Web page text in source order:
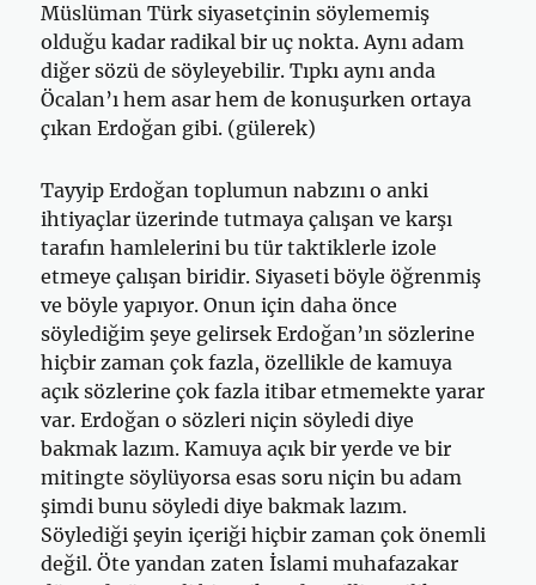
Müslüman Türk siyasetçinin söylememiş
olduğu kadar radikal bir uç nokta. Aynı adam
diğer sözü de söyleyebilir. Tıpkı aynı anda
Öcalan’ı hem asar hem de konuşurken ortaya
çıkan Erdoğan gibi. (gülerek)
Tayyip Erdoğan toplumun nabzını o anki
ihtiyaçlar üzerinde tutmaya çalışan ve karşı
tarafın hamlelerini bu tür taktiklerle izole
etmeye çalışan biridir. Siyaseti böyle öğrenmiş
ve böyle yapıyor. Onun için daha önce
söylediğim şeye gelirsek Erdoğan’ın sözlerine
hiçbir zaman çok fazla, özellikle de kamuya
açık sözlerine çok fazla itibar etmemekte yarar
var. Erdoğan o sözleri niçin söyledi diye
bakmak lazım. Kamuya açık bir yerde ve bir
mitingte söylüyorsa esas soru niçin bu adam
şimdi bunu söyledi diye bakmak lazım.
Söylediği şeyin içeriği hiçbir zaman çok önemli
değil. Öte yandan zaten İslami muhafazakar